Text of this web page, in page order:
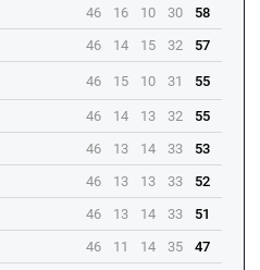
46 16 10 30
58
46 14 15 32 57
46 15 10 31 55
46 14 13 32
55
46 13 14 33
53
46 13 13 33
52
46 13 14 33
51
46 11 14 35
47